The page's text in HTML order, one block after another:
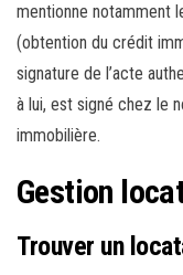
mentionne notamment
(obtention du crédit
signature de l’acte
à lui, est signé chez le
immobilière.
Gestion
Trouver un